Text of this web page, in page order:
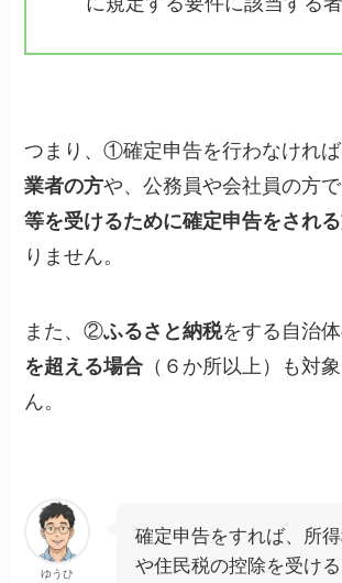
つまり、①確定申告を行わなけれ
業者の方や、公務員や会社員の方で
等を受けるために確定申告をされ
りません。
また、②ふるさと納税をする自治
を超える場合 （６か所以上）も対
ん。
ゆうひ
確定申告をすれば、所
や住民税の控除を受け